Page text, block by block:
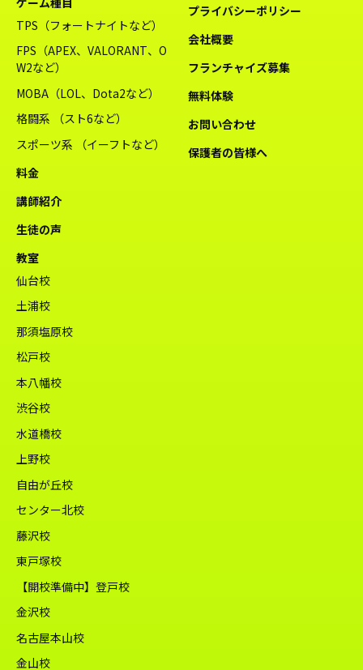
TPS（フォートナイトなど）
FPS（APEX、VALORANT、O
W2など）
MOBA（LOL、Dota2など）
格闘系 （スト6など）
スポーツ系 （イーフトなど）
料金
講師紹介
生徒の声
教室
仙台校
土浦校
那須塩原校
松戸校
本八幡校
渋谷校
水道橋校
上野校
自由が丘校
センター北校
藤沢校
東戸塚校
【開校準備中】登戸校
金沢校
名古屋本山校
金山校
プライバシーポリシー
会社概要
フランチャイズ募集
無料体験
お問い合わせ
保護者の皆様へ